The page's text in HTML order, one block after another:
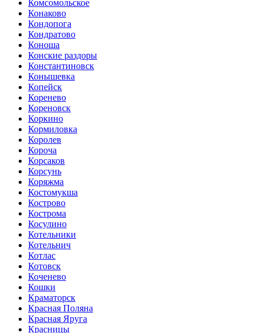
Комсомольское
Конаково
Кондопога
Кондратово
Коноша
Конские раздоры
Константиновск
Конышевка
Копейск
Коренево
Кореновск
Коркино
Кормиловка
Королев
Короча
Корсаков
Корсунь
Коряжма
Костомукша
Кострово
Кострома
Косулино
Котельники
Котельнич
Котлас
Котовск
Коченево
Кошки
Краматорск
Красная Поляна
Красная Яруга
Красницы